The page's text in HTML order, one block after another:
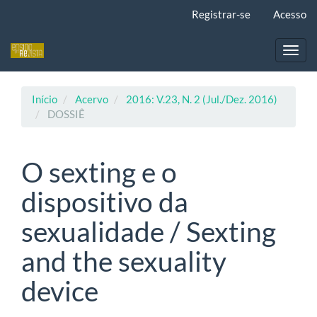
principal
Registrar-se Acesso
Início Acervo
2016: V.23, N. 2 (Jul./Dez. 2016)
DOSSIÊ
O sexting e o
dispositivo da
sexualidade / Sexting
and the sexuality
device